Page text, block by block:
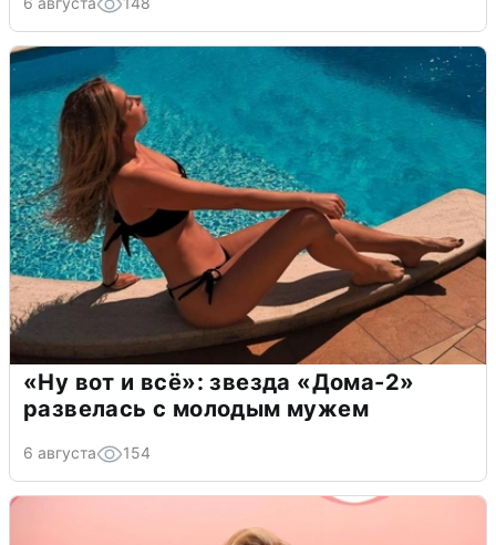
«Ну вот и всё»: звезда «Дома-2»
развелась с молодым мужем
6 августа 154